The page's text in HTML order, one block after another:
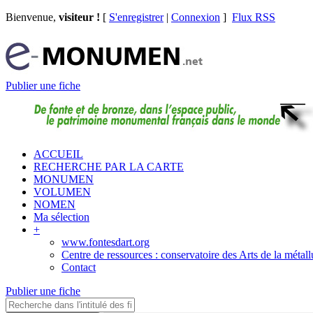
Bienvenue, visiteur ! [ S'enregistrer| Connexion ] Flux RSS
Publier une fiche
ACCUEIL
RECHERCHE PAR LA CARTE
MONUMEN
VOLUMEN
NOMEN
Ma sélection
+
www.fontesdart.org
Centre de ressources : conservatoire des Arts de la
Contact
Publier une fiche